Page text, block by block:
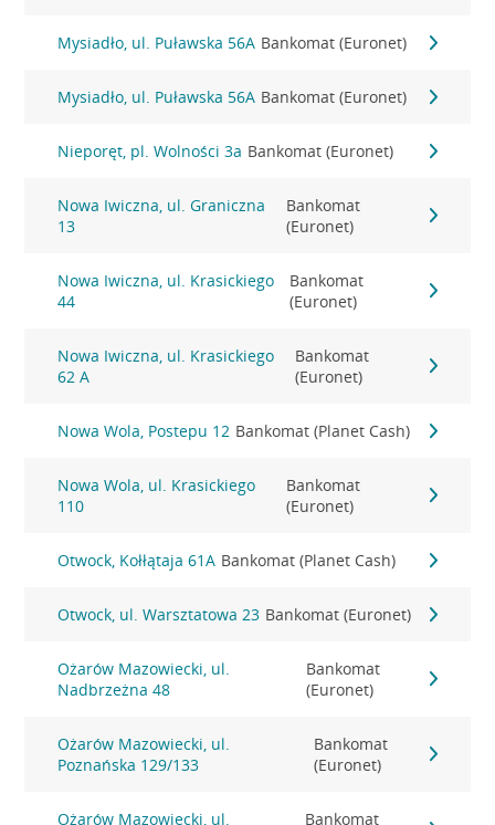
Mysiadło, ul. Puławska 56A Bankomat (Euronet)
Mysiadło, ul. Puławska 56A Bankomat (Euronet)
Nieporęt, pl. Wolności 3a Bankomat (Euronet)
Nowa Iwiczna, ul. Graniczna
13
Bankomat
(Euronet)
Nowa Iwiczna, ul. Krasickiego
44
Bankomat
(Euronet)
Nowa Iwiczna, ul. Krasickiego
62 A
Bankomat
(Euronet)
Nowa Wola, Postepu 12 Bankomat (Planet Cash)
Nowa Wola, ul. Krasickiego
110
Bankomat
(Euronet)
Otwock, Kołłątaja 61A Bankomat (Planet Cash)
Otwock, ul. Warsztatowa 23 Bankomat (Euronet)
Ożarów Mazowiecki, ul.
Nadbrzeżna 48
Bankomat
(Euronet)
Ożarów Mazowiecki, ul.
Poznańska 129/133
Bankomat
(Euronet)
Ożarów Mazowiecki, ul.
Bankomat